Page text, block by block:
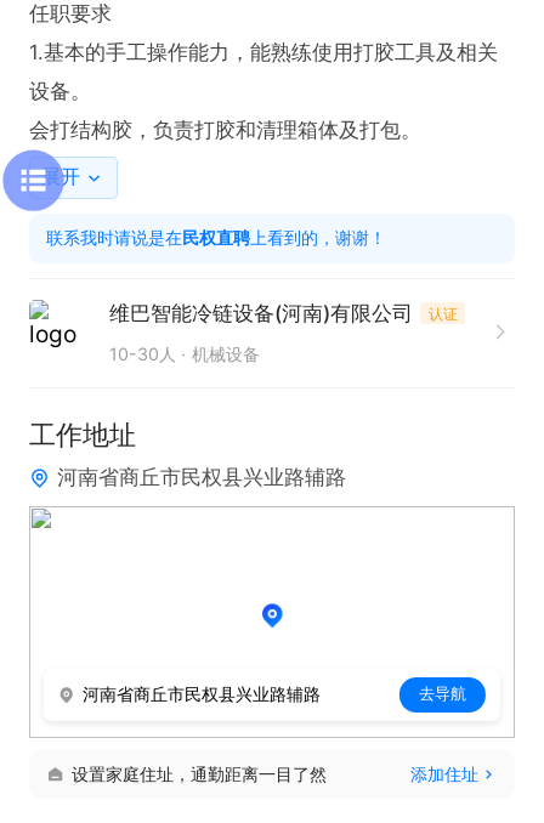
任职要求
1.基本的手工操作能力，能熟练使用打胶工具及相关
设备。
会打结构胶，负责打胶和清理箱体及打包。
展开
联系我时请说是在民权直聘 上看到的，谢谢！
维巴智能冷链设备(河南)有限公司 认证
10-30人 机械设备
工作地址
河南省商丘市民权县兴业路辅路
河南省商丘市民权县兴业路辅路 去导航
设置家庭住址，通勤距离一目了然 添加住址